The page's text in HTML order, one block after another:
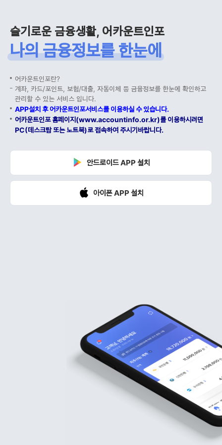
슬기로운 금융생활, 어카운트인포
나의 금융정보를 한눈에
어카운트인포란?
계좌, 카드/포인트, 보험/대출, 자동이체 등 금융정보를 한눈에 확인하고
관리할 수 있는 서비스 입니다.
APP설치 후 어카운트인포서비스를 이용하실 수 있습니다.
어카운트인포 홈페이지(www.accountinfo.or.kr)를 이용하시려면
PC(데스크탑 또는 노트북)로 접속하여 주시기바랍니다.
안드로이드 APP 설치
아이폰 APP 설치